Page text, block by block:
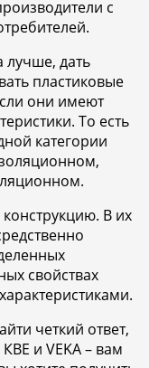
с
лучше, дать
пластиковые
они имеют
То есть
категории
В их
свойствах
четкий ответ,
и VEKA – вам